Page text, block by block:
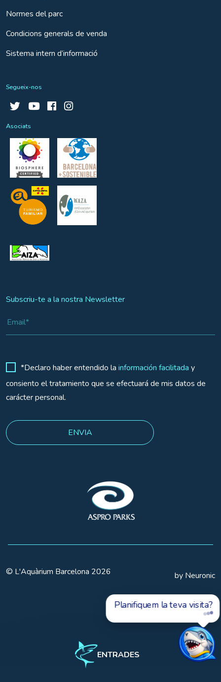
ENTRADES
Normes del parc
Condicions generals de venda
Sistema intern d’informació
Segueix-nos
Asociats
Subscriu-te a la nostra Newsletter
*Declaro haber entendido la información facilitada y
consiento el tratamiento que se efectuará de mis datos de
carácter personal.
© L'Aquàrium Barcelona 2026 by Neuronic
Planifiquem la teva visita?